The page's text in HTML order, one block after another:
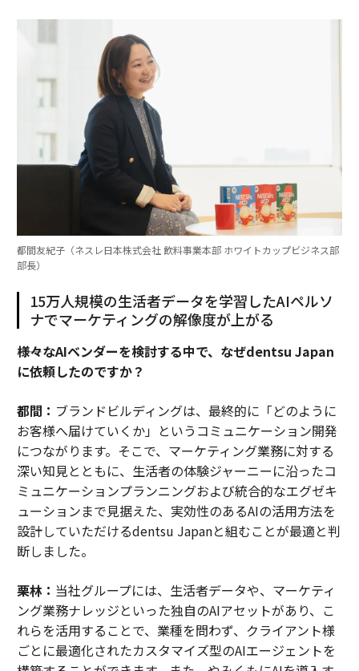
都間友紀子（ネスレ日本株式会社 飲料事業本部 ホワイトカップビジネス部
部長）
15万人規模の生活者データを学習したAIペルソ
ナでマーケティングの解像度が上がる
――様々なAIベンダーを検討する中で、なぜdentsu Japan
に依頼したのですか？
都間： ブランドビルディングは、最終的に「どのように
お客様へ届けていくか」というコミュニケーション開発
につながります。そこで、マーケティング業務に対する
深い知見とともに、生活者の体験ジャーニーに沿ったコ
ミュニケーションプランニングおよび統合的なエグゼキ
ューションまで見据えた、実効性のあるAIの活用方法を
設計していただけるdentsu Japanと組むことが最適と判
断しました。
栗林： 当社グループには、生活者データや、マーケティ
ング業務ナレッジといった独自のAIアセットがあり、こ
れらを活用することで、業種を問わず、クライアント様
ごとに最適化されたカスタマイズ型のAIエージェントを